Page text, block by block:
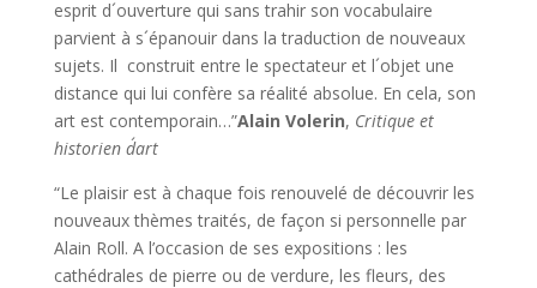
esprit d´ouverture qui sans trahir son vocabulaire
parvient à s´épanouir dans la traduction de nouveaux
sujets. Il construit entre le spectateur et l´objet une
distance qui lui confère sa réalité absolue. En cela, son
art est contemporain…”Alain Volerin, Critique et
historien d´art
“Le plaisir est à chaque fois renouvelé de découvrir les
nouveaux thèmes traités, de façon si personnelle par
Alain Roll. A l’occasion de ses expositions : les
cathédrales de pierre ou de verdure, les fleurs, des